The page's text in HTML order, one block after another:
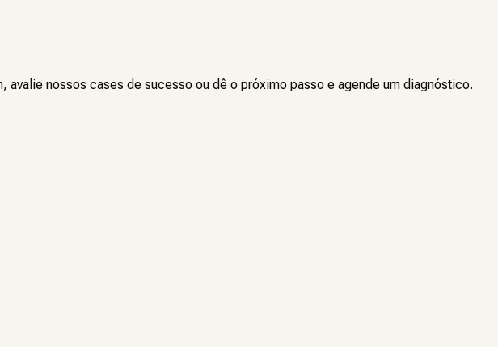
avalie nossos cases de sucesso ou dê o próximo passo e agende um diagnóstico.